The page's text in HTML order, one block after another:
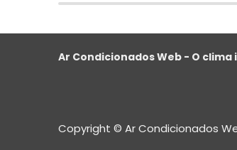
proporcionando conforto
Quais são as
As vantagens incluem
portabilidade, facilidade
Ar Condicionados Web - O clima
Copyright © Ar Condicionados